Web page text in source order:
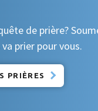
de prière?
prier pour vous.
PRIÈRES